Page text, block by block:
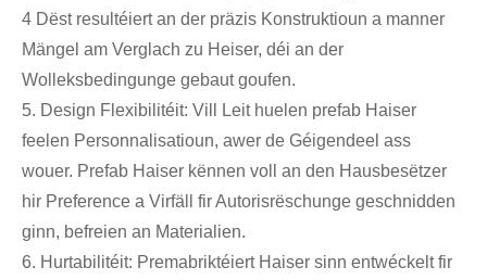
4 Dëst resultéiert an der präzis Konstruktioun a manner
Mängel am Verglach zu Heiser, déi an der
Wolleksbedingunge gebaut goufen.
5. Design Flexibilitéit: Vill Leit huelen prefab Haiser
feelen Personnalisatioun, awer de Géigendeel ass
wouer. Prefab Haiser kënnen voll an den Hausbesëtzer
hir Preference a Virfäll fir Autorisrëschunge geschnidden
ginn, befreien an Materialien.
6. Hurtabilitéit: Premabriktéiert Haiser sinn entwéckelt fir